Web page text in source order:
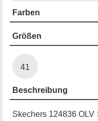
Farben
Größen
41
Beschreibung
Skechers 124836 OLV